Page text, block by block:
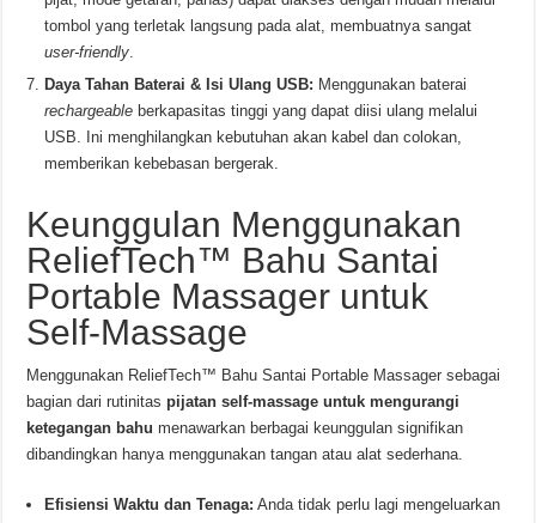
tombol yang terletak langsung pada alat, membuatnya sangat
user-friendly
Daya Tahan Baterai & Isi Ulang USB: Menggunakan baterai
rechargeable berkapasitas tinggi yang dapat diisi ulang melalui
USB. Ini menghilangkan kebutuhan akan kabel dan colokan,
memberikan kebebasan bergerak.
Keunggulan Menggunakan
ReliefTech™ Bahu Santai
Portable Massager untuk
Self-Massage
Menggunakan ReliefTech™ Bahu Santai Portable Massager sebagai
bagian dari rutinitaspijatan self-massage untuk mengurangi
ketegangan bahu menawarkan berbagai keunggulan signifikan
dibandingkan hanya menggunakan tangan atau alat sederhana.
Efisiensi Waktu dan Tenaga: Anda tidak perlu lagi mengeluarkan